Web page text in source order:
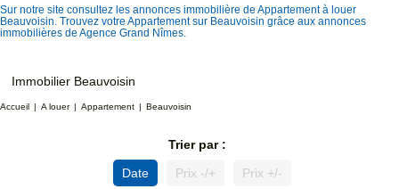
Sur notre site consultez les annonces immobilière de Appartement à louer
Beauvoisin. Trouvez votre Appartement sur Beauvoisin grâce aux annonces
immobilières de Agence Grand Nîmes.
Immobilier Beauvoisin
Accueil A louer Appartement Beauvoisin
Trier par :
Date
Prix -/+ Prix +/-